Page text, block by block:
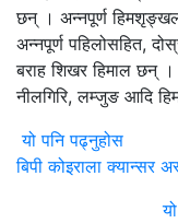
छन् । अन्नपूर्ण
अन्नपूर्ण पहिलोसहित,
बराह शिखर हिमाल छन्
नीलगिरि, लम्जुङ आदि
यो पनि पढ्नुहोस
बिपी कोइराला क्यान्सर